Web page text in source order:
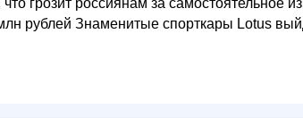
грозит россиянам за самостоятельное
рублей Знаменитые спорткары Lotus